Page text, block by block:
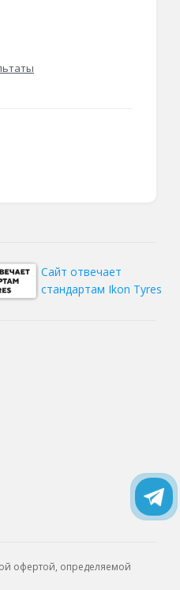
Сайт отвечает
стандартам Ikon Tyres
офертой, определяемой